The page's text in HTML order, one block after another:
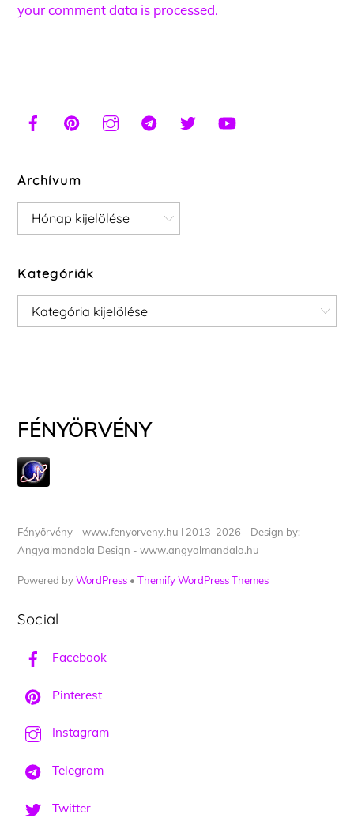
your comment data is processed.
Archívum
Archívum
Kategóriák
Kategóriák
FÉNYÖRVÉNY
Fényörvény - www.fenyorveny.hu I 2013-2026 - Design by:
Angyalmandala Design - www.angyalmandala.hu
Powered byWordPress •Themify WordPress Themes
Social
Facebook
Pinterest
Instagram
Telegram
Twitter